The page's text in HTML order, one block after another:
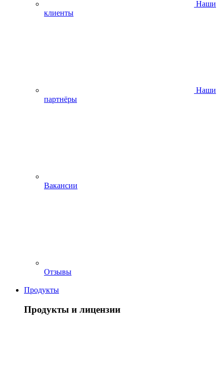
Наши
клиенты
Наши
партнёры
Вакансии
Отзывы
Продукты
Продукты и лицензии